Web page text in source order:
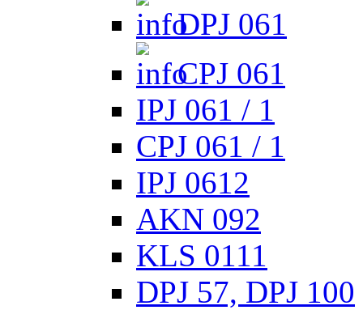
DPJ 061
CPJ 061
IPJ 061 / 1
CPJ 061 / 1
IPJ 0612
AKN 092
KLS 0111
DPJ 57, DPJ 100